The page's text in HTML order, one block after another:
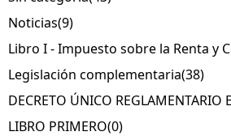
Noticias(9)
Libro I - Impuesto sobre la Renta y
Legislación complementaria(38)
DECRETO ÚNICO REGLAMENTARIO
LIBRO PRIMERO(0)